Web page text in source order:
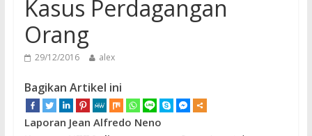
Kasus Perdagangan
Orang
29/12/2016 alex
Bagikan Artikel ini
Laporan Jean Alfredo Neno